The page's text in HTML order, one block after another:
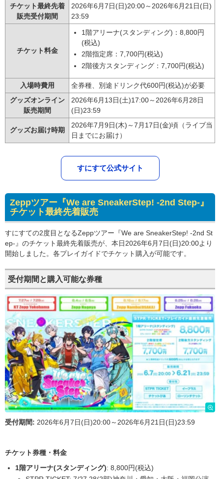
チケット最終先着
販売受付期間
2026年6月7日(日)20:00～2026年6月21日(日)
23:59
チケット料金
1階アリーナ(スタンディング)：8,800円
(税込)
2階指定席：7,700円(税込)
2階後方スタンディング：7,700円(税込)
入場時費用
全券種、別途ドリンク代600円(税込)が必要
グッズオンライン
販売期間
2026年6月13日(土)17:00～2026年6月28日
(日)23:59
グッズお届け時期
2026年7月9日(木)～7月17日(金)頃（ライブ当
日までにお届け）
すにすて公式サイト
Zeppツアー『We are SneakerStep! -2nd Step-』
チケット最終先着販売
すにすての2度目となるZeppツアー『We are SneakerStep! -2nd St
ep-』のチケット最終先着販売が、本日2026年6月7日(日)20:00より
開始しました。各プレイガイドでチケット購入が可能です。
受付期間と購入可能な券種
受付期間: 2026年6月7日(日)20:00～2026年6月21日(日)23:59
チケット券種・料金
1階アリーナ(スタンディング): 8,800円(税込)